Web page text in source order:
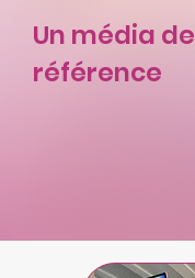
Un média de
référence